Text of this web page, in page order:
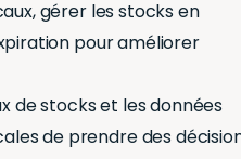
gérer les stocks en
pour améliorer
de stocks et les données
de prendre des